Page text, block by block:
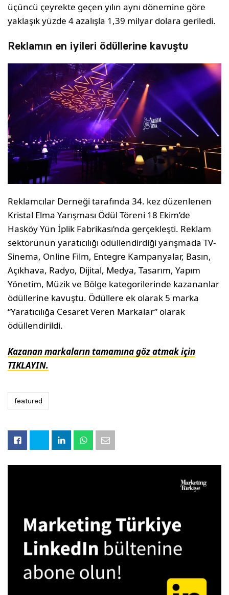
üçüncü çeyrekte geçen yılın aynı dönemine göre
yaklaşık yüzde 4 azalışla 1,39 milyar dolara geriledi.
Reklamın en iyileri ödüllerine kavuştu
Reklamcılar Derneği tarafında 34. kez düzenlenen
Kristal Elma Yarışması Ödül Töreni 18 Ekim’de
Hasköy Yün İplik Fabrikası’nda gerçekleşti. Reklam
sektörünün yaratıcılığı ödüllendirdiği yarışmada TV-
Sinema, Online Film, Entegre Kampanyalar, Basın,
Açıkhava, Radyo, Dijital, Medya, Tasarım, Yapım
Yönetim, Müzik ve Bölge kategorilerinde kazananlar
ödüllerine kavuştu. Ödüllere ek olarak 5 marka
“Yaratıcılığa Cesaret Veren Markalar” olarak
ödüllendirildi.
Kazanan markaların tamamına göz atmak için
TIKLAYIN.
featured